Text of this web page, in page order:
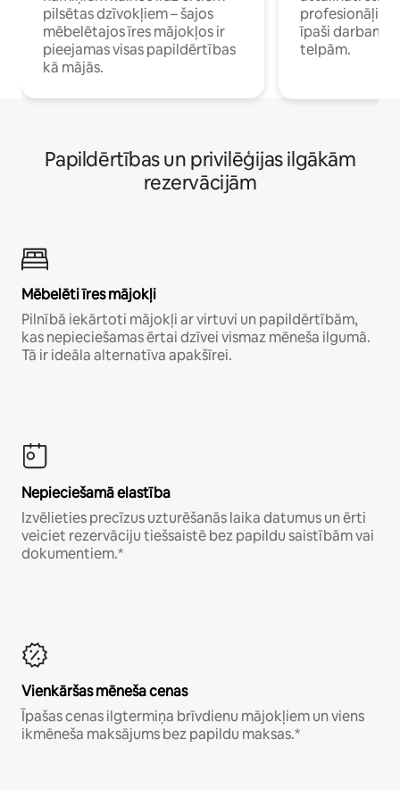
pilsētas dzīvokļiem – šajos
mēbelētajos īres mājokļos ir
pieejamas visas papildērtības
kā mājās.
īpaši darbam
telpām.
Papildērtības un privilēģijas ilgākām
rezervācijām
Mēbelēti īres mājokļi
Pilnībā iekārtoti mājokļi ar virtuvi un papildērtībām,
kas nepieciešamas ērtai dzīvei vismaz mēneša ilgumā.
Tā ir ideāla alternatīva apakšīrei.
Nepieciešamā elastība
Izvēlieties precīzus uzturēšanās laika datumus un ērti
veiciet rezervāciju tiešsaistē bez papildu saistībām vai
dokumentiem.*
Vienkāršas mēneša cenas
Īpašas cenas ilgtermiņa brīvdienu mājokļiem un viens
ikmēneša maksājums bez papildu maksas.*